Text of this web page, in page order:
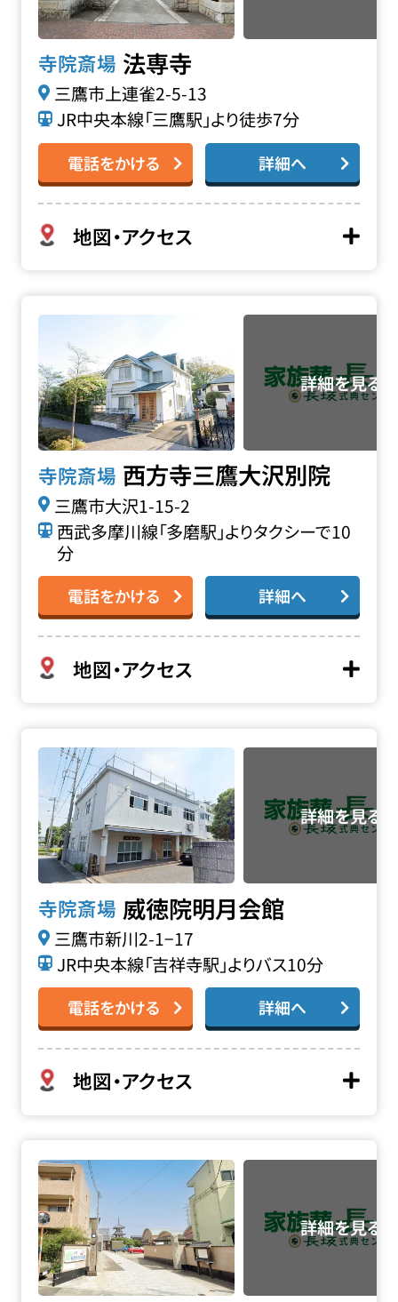
寺院斎場 法専寺
三鷹市上連雀2-5-13
JR中央本線「三鷹駅」より徒歩7分
電話をかける 詳細へ
地図・アクセス
寺院斎場 西方寺三鷹大沢別院
三鷹市大沢1-15-2
西武多摩川線「多磨駅」よりタクシーで10
分
電話をかける 詳細へ
地図・アクセス
寺院斎場 威徳院明月会館
三鷹市新川2-1−17
JR中央本線「吉祥寺駅」よりバス10分
電話をかける 詳細へ
地図・アクセス
威徳院明月会館の詳細へ